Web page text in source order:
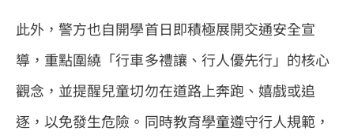
此外，警方也自開學首日即積極展開交通安全宣
導，重點圍繞「行車多禮讓、行人優先行」的核心
觀念，並提醒兒童切勿在道路上奔跑、嬉戲或追
逐，以免發生危險。同時教育學童遵守行人規範，